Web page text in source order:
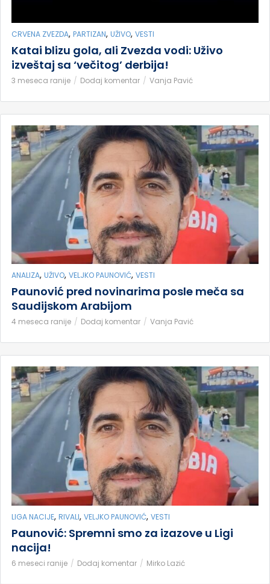
CRVENA ZVEZDA, PARTIZAN, UŽIVO, VESTI
Katai blizu gola, ali Zvezda vodi: Uživo
izveštaj sa ‘večitog’ derbija!
3 meseca ranije Dodaj komentar Vanja Pavić
ANALIZA, UŽIVO, VELJKO PAUNOVIĆ, VESTI
Paunović pred novinarima posle meča sa
Saudijskom Arabijom
4 meseca ranije Dodaj komentar Vanja Pavić
LIGA NACIJE, RIVALI, VELJKO PAUNOVIĆ, VESTI
Paunović: Spremni smo za izazove u Ligi
nacija!
6 meseci ranije Dodaj komentar Mirko Lazić